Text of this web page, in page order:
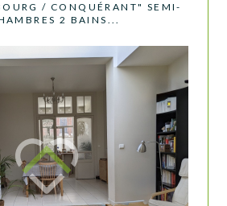
/ CONQUÉRANT" SEMI-
2 BAINS...